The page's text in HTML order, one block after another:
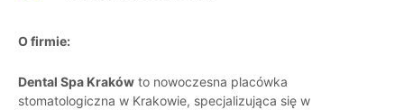
O firmie:
Dental Spa Kraków to nowoczesna placówka
stomatologiczna w Krakowie, specjalizująca się w